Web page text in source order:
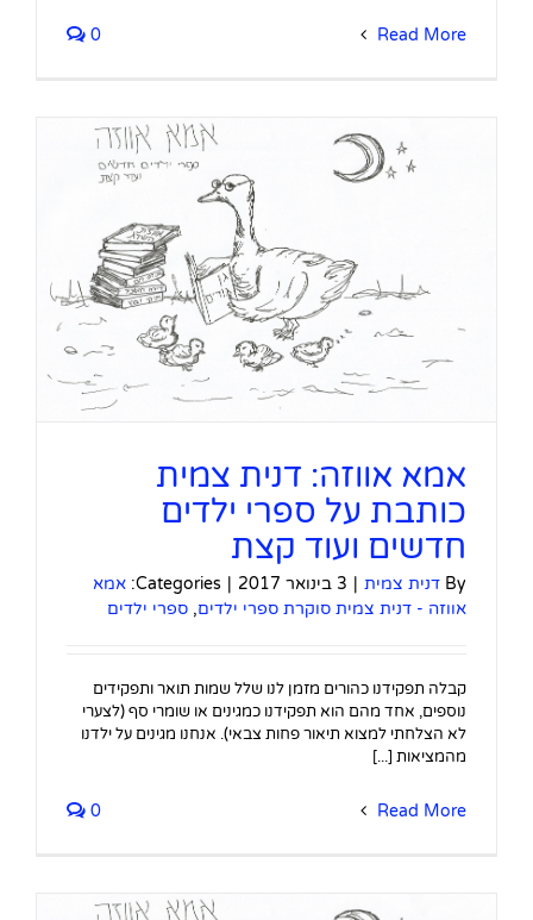
Read More
0
אמא אווזה: דנית צמית
כותבת על ספרי ילדים
חדשים ועוד קצת
By דנית צמית | 3 בינואר 2017 |
Categories: אמא
אווזה - דנית צמית סוקרת ספרי ילדים, ספרי ילדים
קבלה תפקידנו כהורים מזמן לנו שלל שמות תואר ותפקידים
נוספים, אחד מהם הוא תפקידנו כמגינים או שומרי סף (לצערי
לא הצלחתי למצוא תיאור פחות צבאי). אנחנו מגינים על ילדנו
מהמציאות [...]
Read More
0